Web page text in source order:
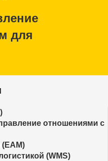
для
отношениями с
(WMS)